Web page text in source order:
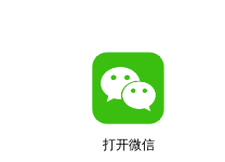
打开微信